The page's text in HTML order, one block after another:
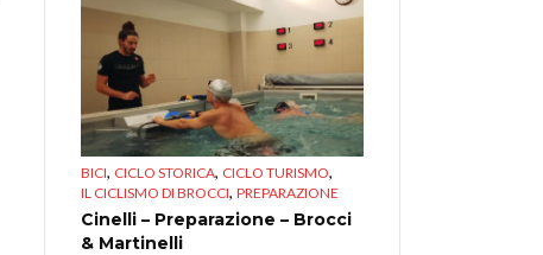
BICI, CICLO STORICA, CICLO TURISMO,
IL CICLISMO DI BROCCI, PREPARAZIONE
Cinelli – Preparazione – Brocci
& Martinelli